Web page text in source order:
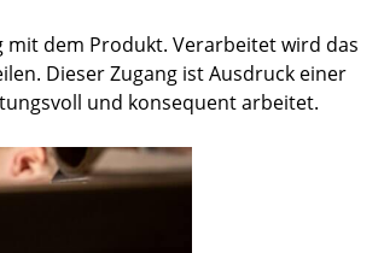
mit dem Produkt. Verarbeitet wird das
Dieser Zugang ist Ausdruck einer
und konsequent arbeitet.